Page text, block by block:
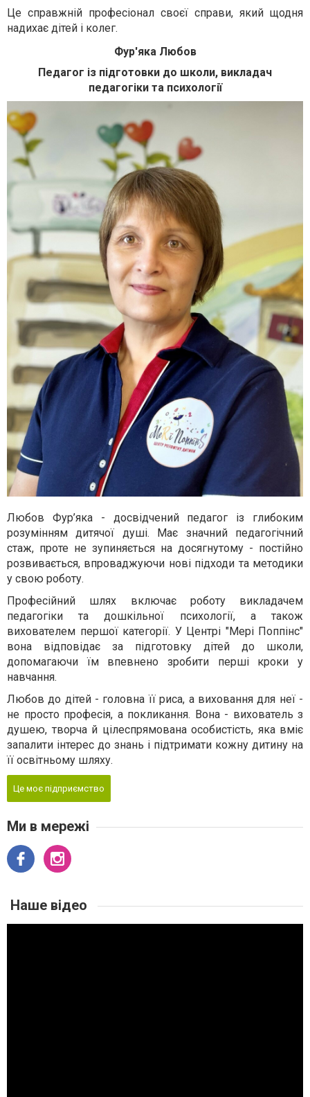
Це справжній професіонал своєї справи, який щодня
надихає дітей і колег.
Фур'яка Любов
Педагог із підготовки до школи, викладач
педагогіки та психології
Любов Фур’яка - досвідчений педагог із глибоким
розумінням дитячої душі. Має значний педагогічний
стаж, проте не зупиняється на досягнутому - постійно
розвивається, впроваджуючи нові підходи та методики
у свою роботу.
Професійний шлях включає роботу викладачем
педагогіки та дошкільної психології, а також
вихователем першої категорії. У Центрі "Мері Поппінс"
вона відповідає за підготовку дітей до школи,
допомагаючи їм впевнено зробити перші кроки у
навчання.
Любов до дітей - головна її риса, а виховання для неї -
не просто професія, а покликання. Вона - вихователь з
душею, творча й цілеспрямована особистість, яка вміє
запалити інтерес до знань і підтримати кожну дитину на
її освітньому шляху.
Це моє підприємство
Ми в мережі
Наше відео